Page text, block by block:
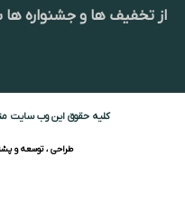
از تخفیف ها و جشنواره ها
کلیه حقوق این وب سایت
طراحی ، توسعه و